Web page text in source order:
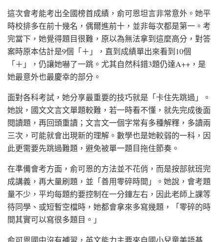
這次會考能考出全國榜首成績，俞可恩坦言非常意外。她平
時校排多在前十幾名，偶爾進前十，並非每次都是第一。考
完當下，她覺得題目很難，原以為無法拿到這麼高分，對答
案時原本估計是9個「＋」，直到成績單出來看到10個
「＋」，仍讓她嚇了一跳。尤其自然科錯3題仍達A++，是
她最意外也最慶幸的部分。
面對各科考試，她分享最重要的技巧就是「卡住先跳過」。
她說，國文文言文單題較難，若一時看不懂，就先完成後面
閱讀題，再回頭重讀；文言文一個字常有多種解釋，多讀兩
三次，可能就會出現新的理解。數學也是她較弱的一科，因
此更需要先跳過難題，避免被單一題目拖住節奏。
在準備會考方面，俞可恩的方法並不花俏，而是按部就班完
成講義，再大量刷題，並「善用零碎時間」。她說，會考題
量不少，平均每題約要控制在一分鐘左右，因此老師上課等
待同學、或短暫空檔時，她都會拿來多寫幾題，「零碎的時
間其實可以寫很多題目。」
俞可恩國中沒有補習，英文能力主要來自國小兒童美語基